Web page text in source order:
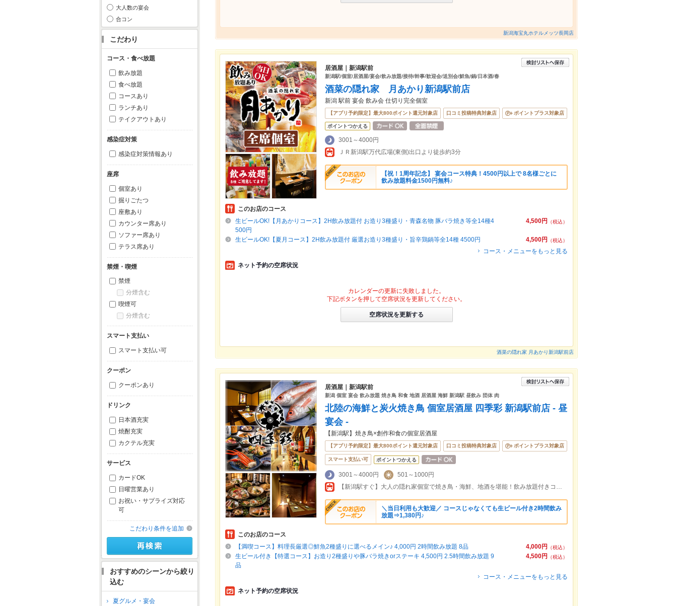
大人数の宴会
合コン
こだわり
コース・食べ放題
飲み放題
食べ放題
コースあり
ランチあり
テイクアウトあり
感染症対策
感染症対策情報あり
座席
個室あり
掘りごたつ
座敷あり
カウンター席あり
ソファー席あり
テラス席あり
禁煙・喫煙
禁煙
分煙含む
喫煙可
分煙含む
スマート支払い
スマート支払い可
クーポン
クーポンあり
ドリンク
日本酒充実
焼酎充実
カクテル充実
サービス
カードOK
日曜営業あり
お祝い・サプライズ対応
可
こだわり条件を追加
おすすめのシーンから絞り
込む
夏グルメ・宴会
新潟海宝丸ホテルメッツ長岡店
居酒屋｜新潟駅前
新潟駅/個室/居酒屋/宴会/飲み放題/接待/幹事/歓迎会/送別会/鮮魚/鍋/日本酒/春
酒菜の隠れ家 月あかり新潟駅前店
新潟 駅前 宴会 飲み会 仕切り完全個室
【アプリ予約限定】最大800ポイント還元対象店 口コミ投稿特典対象店 ポイントプラス対象店
ポイントつかえる
3001～4000円
ＪＲ新潟駅万代広場(東側)出口より徒歩約3分
【祝！1周年記念】 宴会コース特典！4500円以上で 8名様ごとに
飲み放題料金1500円無料♪
このお店のコース
4,500円
（税込）
生ビールOK!【月あかりコース】2H飲み放題付 お造り3種盛り・青森名物 豚バラ焼き等全14種4
500円
4,500円
（税込）
生ビールOK!【夏月コース】2H飲み放題付 厳選お造り3種盛り・旨辛鶏鍋等全14種 4500円
コース・メニューをもっと見る
ネット予約の空席状況
カレンダーの更新に失敗しました。
下記ボタンを押して空席状況を更新してください。
空席状況を更新する
酒菜の隠れ家 月あかり新潟駅前店
居酒屋｜新潟駅前
新潟 個室 宴会 飲み放題 焼き鳥 和食 地酒 居酒屋 海鮮 新潟駅 昼飲み 団体 肉
北陸の海鮮と炭火焼き鳥 個室居酒屋 四季彩 新潟駅前店 - 昼
宴会 -
【新潟駅】焼き鳥×創作和食の個室居酒屋
【アプリ予約限定】最大800ポイント還元対象店 口コミ投稿特典対象店 ポイントプラス対象店
スマート支払い可 ポイントつかえる
3001～4000円
501～1000円
【新潟駅すぐ】大人の隠れ家個室で焼き鳥・海鮮、地酒を堪能！飲み放題付きコース3,000円台～♪昼飲み・宴会に◎
＼当日利用も大歓迎／ コースじゃなくても生ビール付き2時間飲み
放題⇒1,380円♪
このお店のコース
4,000円
（税込）
【満喫コース】料理長厳選◎鮮魚2種盛りに選べるメイン♪ 4,000円 2時間飲み放題 8品
4,500円
（税込）
生ビール付き【特選コース】お造り2種盛りや豚バラ焼きorステーキ 4,500円 2.5時間飲み放題 9
品
コース・メニューをもっと見る
ネット予約の空席状況